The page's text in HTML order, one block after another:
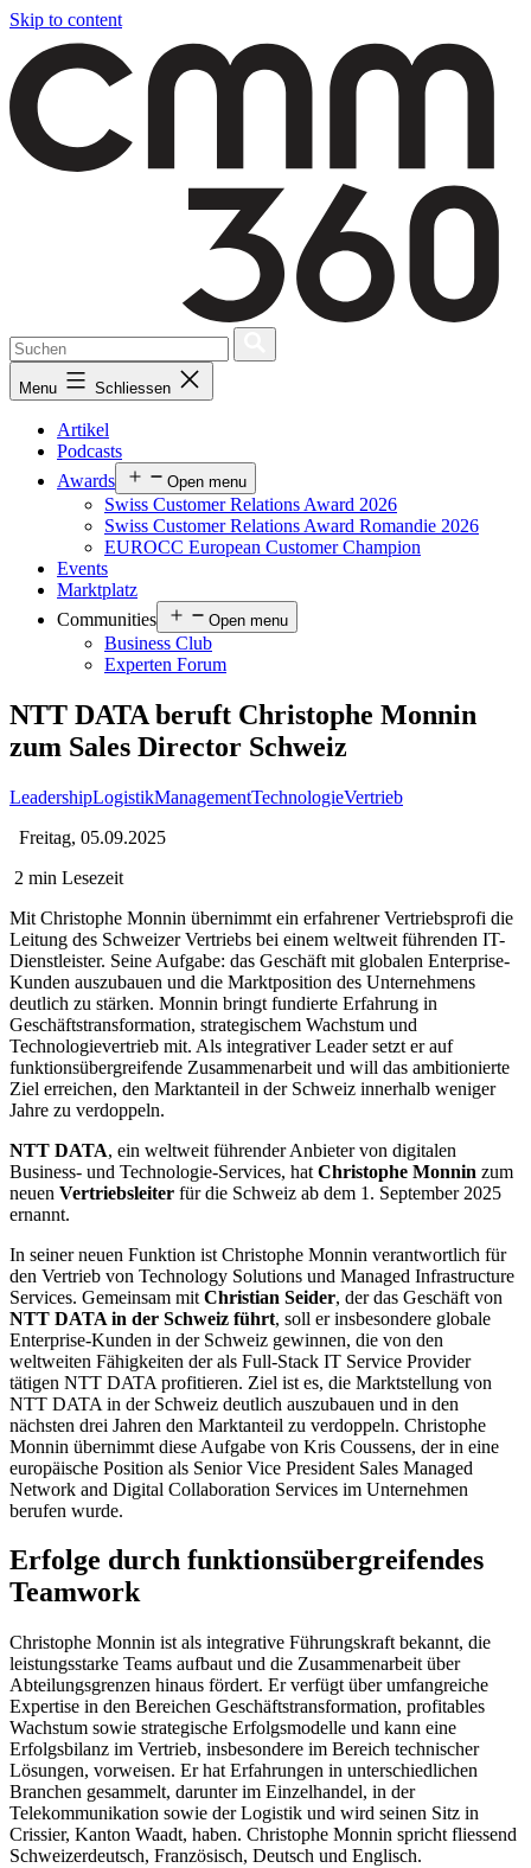
Skip to content
Menu Schliessen
Artikel
Podcasts
Awards
Open menu
Swiss Customer Relations Award 2026
Swiss Customer Relations Award Romandie 2026
EUROCC European Customer Champion
Events
Marktplatz
Communities
Open menu
Business Club
Experten Forum
NTT DATA beruft Christophe Monnin
zum Sales Director Schweiz
LeadershipLogistikManagementTechnologieVertrieb
Freitag, 05.09.2025
2 min Lesezeit
Mit Christophe Monnin übernimmt ein erfahrener Vertriebsprofi die
Leitung des Schweizer Vertriebs bei einem weltweit führenden IT-
Dienstleister. Seine Aufgabe: das Geschäft mit globalen Enterprise-
Kunden auszubauen und die Marktposition des Unternehmens
deutlich zu stärken. Monnin bringt fundierte Erfahrung in
Geschäftstransformation, strategischem Wachstum und
Technologievertrieb mit. Als integrativer Leader setzt er auf
funktionsübergreifende Zusammenarbeit und will das ambitionierte
Ziel erreichen, den Marktanteil in der Schweiz innerhalb weniger
Jahre zu verdoppeln.
NTT DATA, ein weltweit führender Anbieter von digitalen
Business- und Technologie-Services, hat Christophe Monnin zum
neuen Vertriebsleiter für die Schweiz ab dem 1. September 2025
ernannt.
In seiner neuen Funktion ist Christophe Monnin verantwortlich für
den Vertrieb von Technology Solutions und Managed Infrastructure
Services. Gemeinsam mit Christian Seider, der das Geschäft von
NTT DATA in der Schweiz führt, soll er insbesondere globale
Enterprise-Kunden in der Schweiz gewinnen, die von den
weltweiten Fähigkeiten der als Full-Stack IT Service Provider
tätigen NTT DATA profitieren. Ziel ist es, die Marktstellung von
NTT DATA in der Schweiz deutlich auszubauen und in den
nächsten drei Jahren den Marktanteil zu verdoppeln. Christophe
Monnin übernimmt diese Aufgabe von Kris Coussens, der in eine
europäische Position als Senior Vice President Sales Managed
Network and Digital Collaboration Services im Unternehmen
berufen wurde.
Erfolge durch funktionsübergreifendes
Teamwork
Christophe Monnin ist als integrative Führungskraft bekannt, die
leistungsstarke Teams aufbaut und die Zusammenarbeit über
Abteilungsgrenzen hinaus fördert. Er verfügt über umfangreiche
Expertise in den Bereichen Geschäftstransformation, profitables
Wachstum sowie strategische Erfolgsmodelle und kann eine
Erfolgsbilanz im Vertrieb, insbesondere im Bereich technischer
Lösungen, vorweisen. Er hat Erfahrungen in unterschiedlichen
Branchen gesammelt, darunter im Einzelhandel, in der
Telekommunikation sowie der Logistik und wird seinen Sitz in
Crissier, Kanton Waadt, haben. Christophe Monnin spricht fliessend
Schweizerdeutsch, Französisch, Deutsch und Englisch.